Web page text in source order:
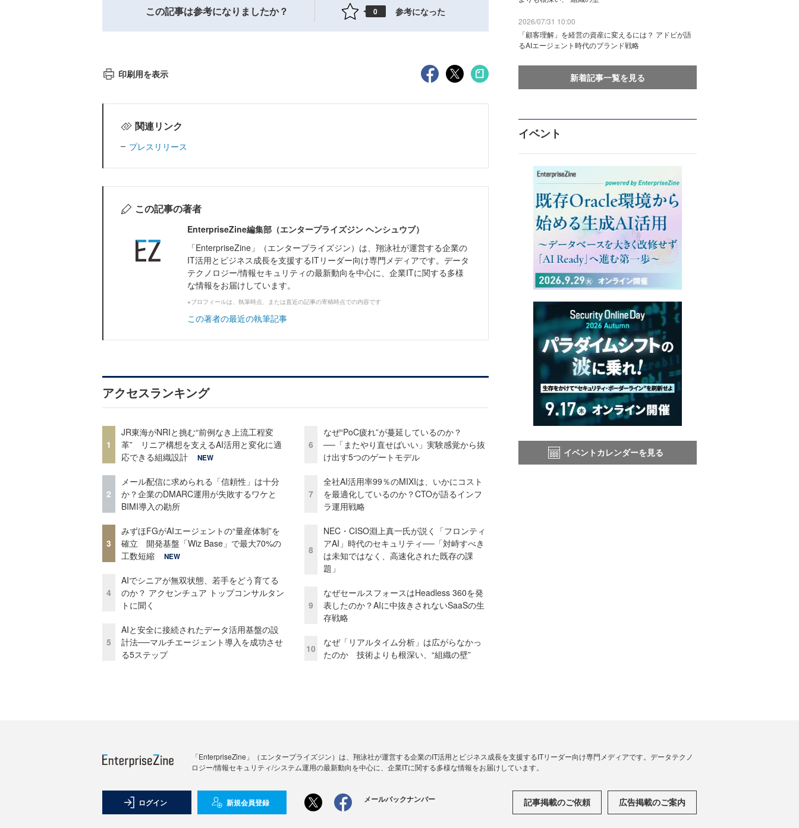
この記事は参考になりましたか？ 0 参考になった
印刷用を表示
関連リンク
プレスリリース
この記事の著者
EnterpriseZine編集部（エンタープライズジン ヘンシュウブ）
「EnterpriseZine」（エンタープライズジン）は、翔泳社が運営する企業の
IT活用とビジネス成長を支援するITリーダー向け専門メディアです。データ
テクノロジー/情報セキュリティの最新動向を中心に、企業ITに関する多様
な情報をお届けしています。
※プロフィールは、執筆時点、または直近の記事の寄稿時点での内容です
この著者の最近の執筆記事
アクセスランキング
1
JR東海がNRIと挑む“前例なき上流工程変
革” リニア構想を支えるAI活用と変化に適
応できる組織設計
NEW
2
メール配信に求められる「信頼性」は十分
か？企業のDMARC運用が失敗するワケと
BIMI導入の勘所
3
みずほFGがAIエージェントの“量産体制”を
確立 開発基盤「Wiz Base」で最大70%の
工数短縮
NEW
4
AIでシニアが無双状態、若手をどう育てる
のか？ アクセンチュア トップコンサルタン
トに聞く
5
AIと安全に接続されたデータ活用基盤の設
計法──マルチエージェント導入を成功させ
る5ステップ
6
なぜ“PoC疲れ”が蔓延しているのか？
──「またやり直せばいい」実験感覚から抜
け出す5つのゲートモデル
7
全社AI活用率99％のMIXIは、いかにコスト
を最適化しているのか？CTOが語るインフ
ラ運用戦略
8
NEC・CISO淵上真一氏が説く「フロンティ
アAI」時代のセキュリティ──「対峙すべき
は未知ではなく、高速化された既存の課
題」
9
なぜセールスフォースはHeadless 360を発
表したのか？AIに中抜きされないSaaSの生
存戦略
10
なぜ「リアルタイム分析」は広がらなかっ
たのか 技術よりも根深い、“組織の壁”
2026/07/31 10:00
「顧客理解」を経営の資産に変えるには？ アドビが語
るAIエージェント時代のブランド戦略
新着記事一覧を見る
イベント
イベントカレンダーを見る
「EnterpriseZine」（エンタープライズジン）は、翔泳社が運営する企業のIT活用とビジネス成長を支援するITリーダー向け専門メディアです。データテクノ
ロジー/情報セキュリティ/システム運用の最新動向を中心に、企業ITに関する多様な情報をお届けしています。
ログイン 新規会員登録 メールバックナンバー 記事掲載のご依頼 広告掲載のご案内